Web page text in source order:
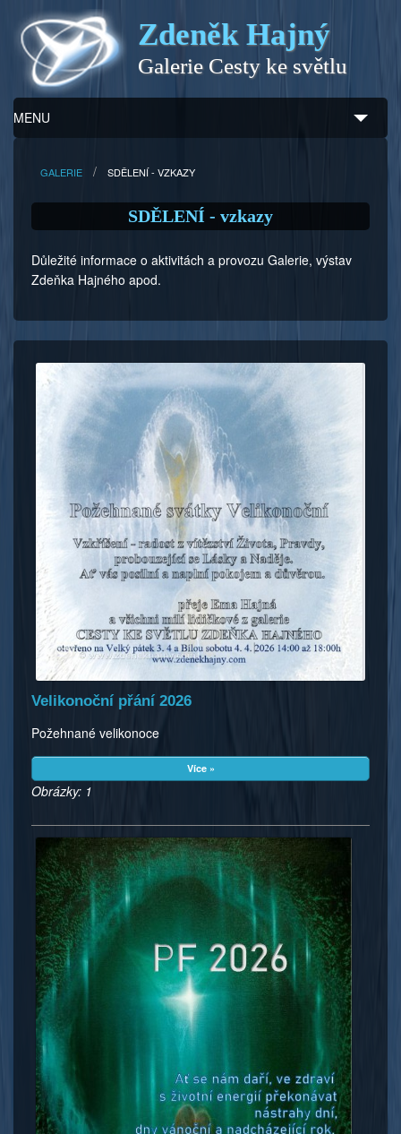
Zdeněk Hajný
Galerie Cesty ke světlu
MENU
Zdeněk Hajný
Galerie
Program
Doprovodný prodej
Kontakty
GALERIE SDĚLENÍ - VZKAZY
SDĚLENÍ - vzkazy
Důležité informace o aktivitách a provozu Galerie, výstav
Zdeňka Hajného apod.
Velikonoční přání 2026
Požehnané velikonoce
Více »
Obrázky: 1